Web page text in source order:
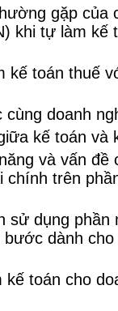
gặp của
khi tự làm kế
kế toán thuế
cùng doanh
kế toán và
và vấn đề
chính trên
sử dụng phần
bước dành
kế toán cho